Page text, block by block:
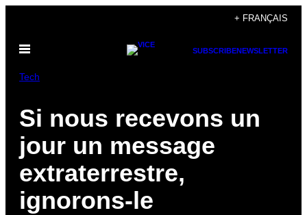
content
+ FRANÇAIS
Open
SUBSCRIBENEWSLETTER
Tech
Si nous recevons un
jour un message
extraterrestre,
ignorons-le